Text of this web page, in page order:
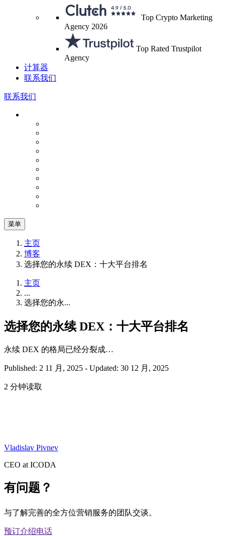
Top Crypto Marketing
Agency 2026
Top Rated Trustpilot
Agency
计算器
联系我们
联系我们
菜单
主页
博客
选择您的永续 DEX：十大平台排名
主页
...
选择您的永...
选择您的永续 DEX：十大平台排名
永续 DEX 的格局已经分裂成…
Published: 2 11 月, 2025 - Updated: 30 12 月, 2025
2 分钟读取
Vladislav Pivnev
CEO at ICODA
有问题？
与了解完善的全方位营销服务的团队交谈。
预订介绍电话